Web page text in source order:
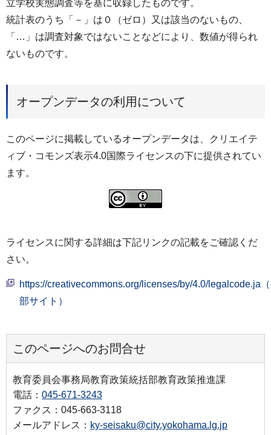
立学校実態調査等を基に収録したものです。
統計表のうち「－」は０（ゼロ）又は該当のないもの、
「…」は調査対象ではないことなどにより、数値が得られ
ないものです。
オープンデータの利用について
このページに掲載しているオープンデータは、クリエイテ
ィブ・コモンズ表示4.0国際ライセンスの下に提供されてい
ます。
ライセンスに関する詳細は下記リンクの記載をご確認くだ
さい。
https://creativecommons.org/licenses/by/4.0/legalcode.ja
部サイト）
このページへのお問合せ
教育委員会事務局教育政策統括部教育政策推進課
電話： 045-671-3243
ファクス：045-663-3118
メールアドレス： ky-seisaku@city.yokohama.lg.jp